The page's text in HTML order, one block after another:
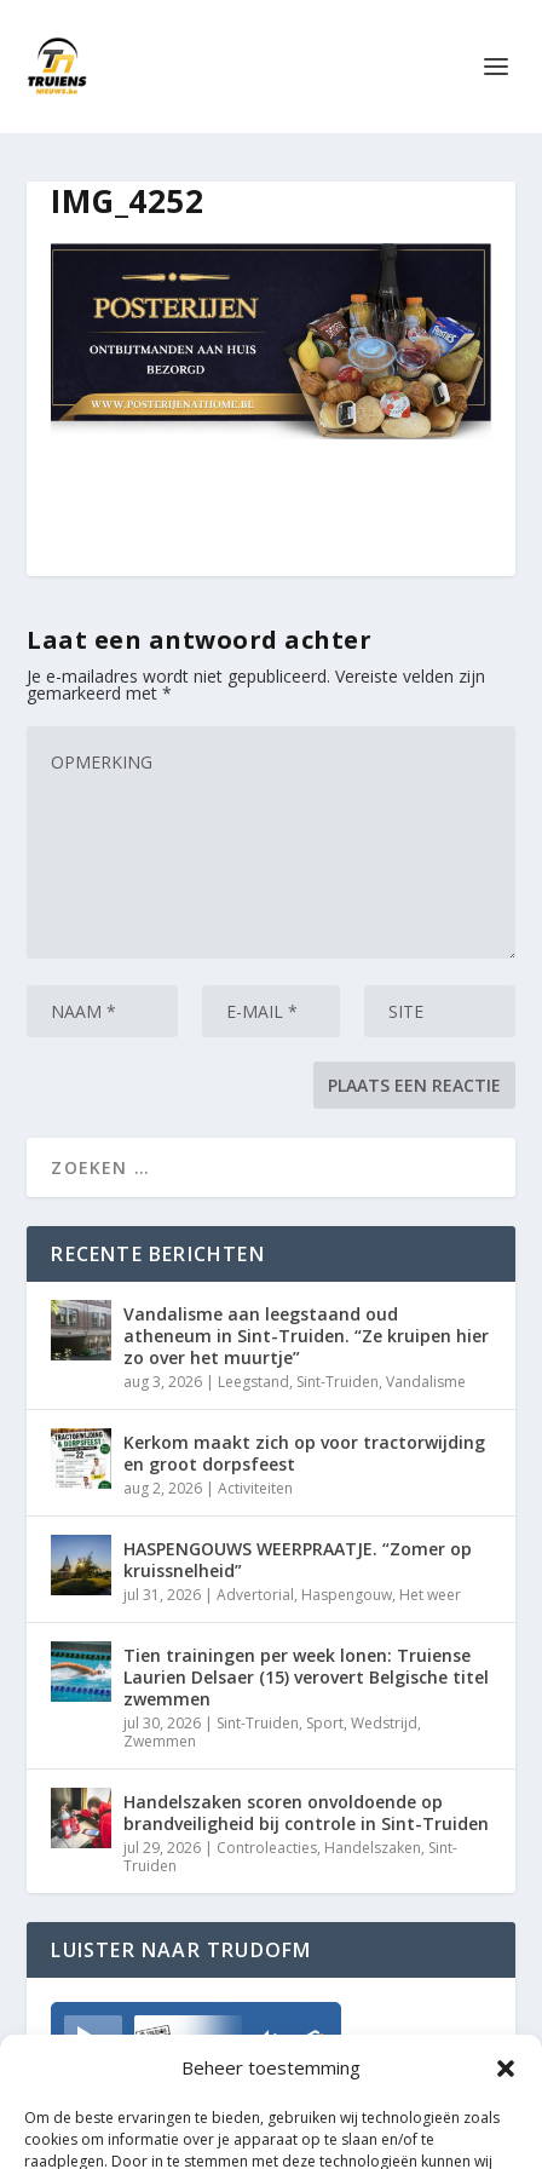
Beheer toestemming
Om de beste ervaringen te bieden, gebruiken wij technologieën zoals
cookies om informatie over je apparaat op te slaan en/of te
raadplegen. Door in te stemmen met deze technologieën kunnen wij
IMG_4252
Laat een antwoord achter
Je e-mailadres wordt niet gepubliceerd. Vereiste velden zijn
gemarkeerd met*
RECENTE BERICHTEN
Vandalisme aan leegstaand oud
atheneum in Sint-Truiden. “Ze kruipen hier
zo over het muurtje”
aug 3, 2026 | Leegstand, Sint-Truiden,Vandalisme
Kerkom maakt zich op voor tractorwijding
en groot dorpsfeest
aug 2, 2026 |Activiteiten
HASPENGOUWS WEERPRAATJE. “Zomer op
kruissnelheid”
jul 31, 2026 |Advertorial, Haspengouw, Het weer
Tien trainingen per week lonen: Truiense
Laurien Delsaer (15) verovert Belgische titel
zwemmen
jul 30, 2026 | Sint-Truiden, Sport,Wedstrijd,
Zwemmen
Handelszaken scoren onvoldoende op
brandveiligheid bij controle in Sint-Truiden
jul 29, 2026 | Controleacties, Handelszaken, Sint-
Truiden
LUISTER NAAR TRUDOFM
TrudoFM